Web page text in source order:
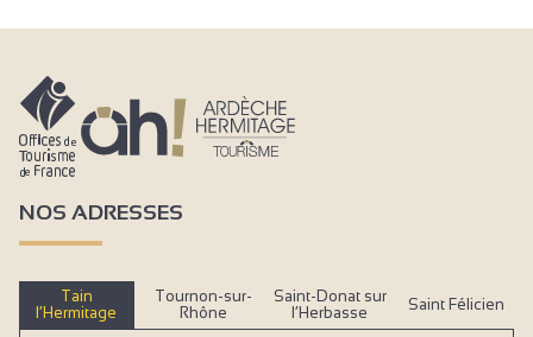
NOS ADRESSES
Tain
l’Hermitage
Tournon-sur-
Rhône
Saint-Donat sur
l’Herbasse
Saint Félicien